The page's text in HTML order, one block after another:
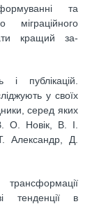
та
міграційного
кращий за-
і публікацій.
у своїх
серед яких
О. Новік, В. І.
Александр, Д.
тенденції в